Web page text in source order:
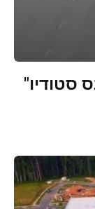
סטודיו"